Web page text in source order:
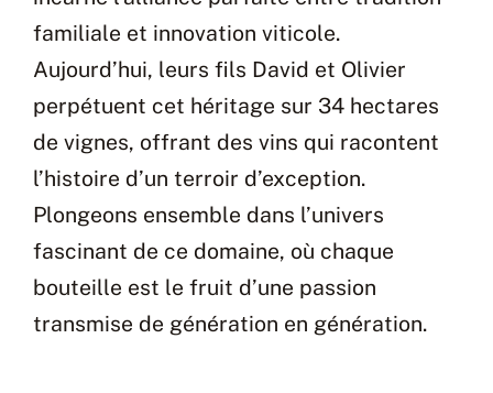
familiale et innovation viticole.
Aujourd’hui, leurs fils David et Olivier
perpétuent cet héritage sur 34 hectares
de vignes, offrant des vins qui racontent
l’histoire d’un terroir d’exception.
Plongeons ensemble dans l’univers
fascinant de ce domaine, où chaque
bouteille est le fruit d’une passion
transmise de génération en génération.